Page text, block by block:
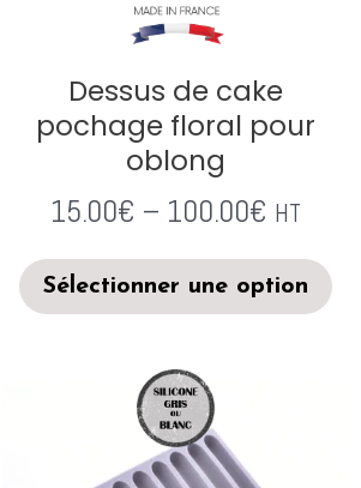
Dessus de cake
pochage floral pour
oblong
15.00€ – 100.00€ HT
Sélectionner une option